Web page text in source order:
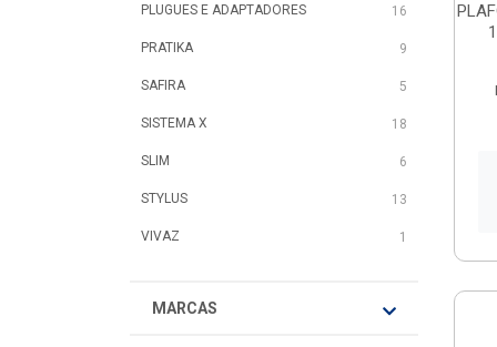
PLUGUES E ADAPTADORES 16
PRATIKA 9
SAFIRA 5
SISTEMA X 18
SLIM 6
STYLUS 13
VIVAZ 1
MARCAS